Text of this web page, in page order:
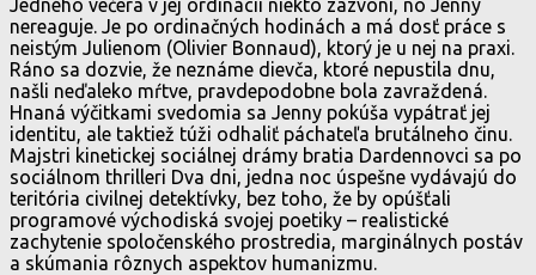
Jedného večera v jej ordinácii niekto zazvoní, no Jenny
nereaguje. Je po ordinačných hodinách a má dosť práce s
neistým Julienom (Olivier Bonnaud), ktorý je u nej na praxi.
Ráno sa dozvie, že neznáme dievča, ktoré nepustila dnu,
našli neďaleko mŕtve, pravdepodobne bola zavraždená.
Hnaná výčitkami svedomia sa Jenny pokúša vypátrať jej
identitu, ale taktiež túži odhaliť páchateľa brutálneho činu.
Majstri kinetickej sociálnej drámy bratia Dardennovci sa po
sociálnom thrilleri Dva dni, jedna noc úspešne vydávajú do
teritória civilnej detektívky, bez toho, že by opúšťali
programové východiská svojej poetiky – realistické
zachytenie spoločenského prostredia, marginálnych postáv
a skúmania rôznych aspektov humanizmu.